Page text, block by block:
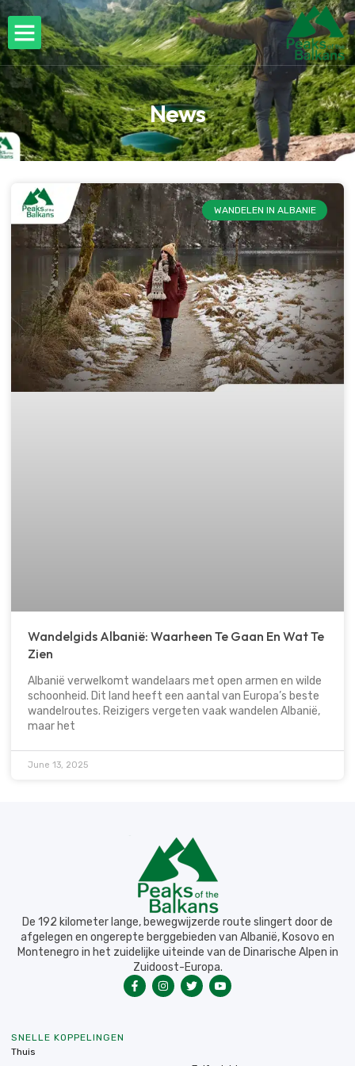
News
WANDELEN IN ALBANIE
Wandelgids Albanië: Waarheen Te Gaan En Wat Te
Zien
Albanië verwelkomt wandelaars met open armen en wilde
schoonheid. Dit land heeft een aantal van Europa’s beste
wandelroutes. Reizigers vergeten vaak wandelen Albanië,
maar het
June 13, 2025
De 192 kilometer lange, bewegwijzerde route slingert door de
afgelegen en ongerepte berggebieden van Albanië, Kosovo en
Montenegro in het zuidelijke uiteinde van de Dinarische Alpen in
Zuidoost-Europa.
SNELLE KOPPELINGEN
Thuis